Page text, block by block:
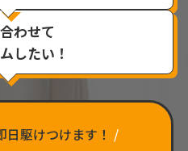
わせて
したい！
駆けつけます！ /